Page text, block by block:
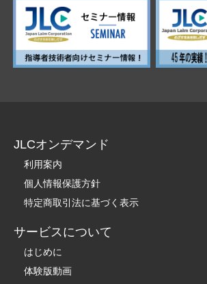
JLCオンデマンド
利用案内
個人情報保護方針
特定商取引法に基づく表示
サービスについて
はじめに
体験版動画